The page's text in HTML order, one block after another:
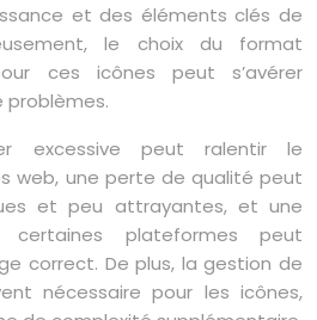
et des éléments clés de
le choix du format
ces icônes peut s’avérer
problèmes.
excessive peut ralentir le
web, une perte de qualité peut
et peu attrayantes, et une
certaines plateformes peut
correct. De plus, la gestion de
nécessaire pour les icônes,